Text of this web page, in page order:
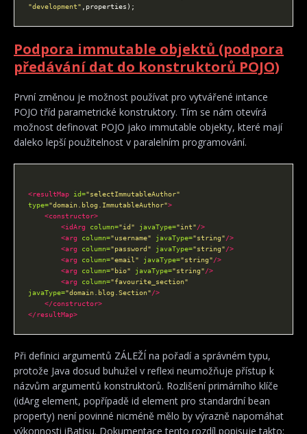
"development"
Podpora immutable objektů (podpora
předávání dat do konstruktorů POJO)
První změnou je možnost používat pro vytvářené intance
POJO tříd parametrické konstruktory. Tím se nám otevírá
možnost definovat POJO jako immutable objekty, které mají
daleko lepší použitelnost v paralelním programování.
<resultMap id="selectImmutableAuthor"
type="domain.blog.ImmutableAuthor">
<constructor>
<idArg
column="id" javaType="int"/>
<arg
column="username" javaType="string"/>
<arg
column="password" javaType="string"/>
<arg
column="email" javaType="string"/>
<arg
column="bio" javaType="string"/>
<arg
column="favourite_section"
javaType="domain.blog.Section"/>
</constructor>
</resultMap>
Při definici argumentů ZÁLEŽÍ na pořadí a správném typu,
protože Java dosud buhužel v reflexi neumožňuje přístup k
názvům argumentů konstruktorů. Rozlišení primárního klíče
(idArg element, popřípadě id element pro standardní bean
property) není povinné nicméně mělo by výrazně napomáhat
výkonnosti iBatisu. Dokumentace tento rozdíl popisuje takto: